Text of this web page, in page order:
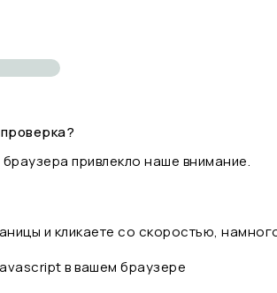
привлекло наше внимание.
и кликаете со скоростью,
в вашем браузере